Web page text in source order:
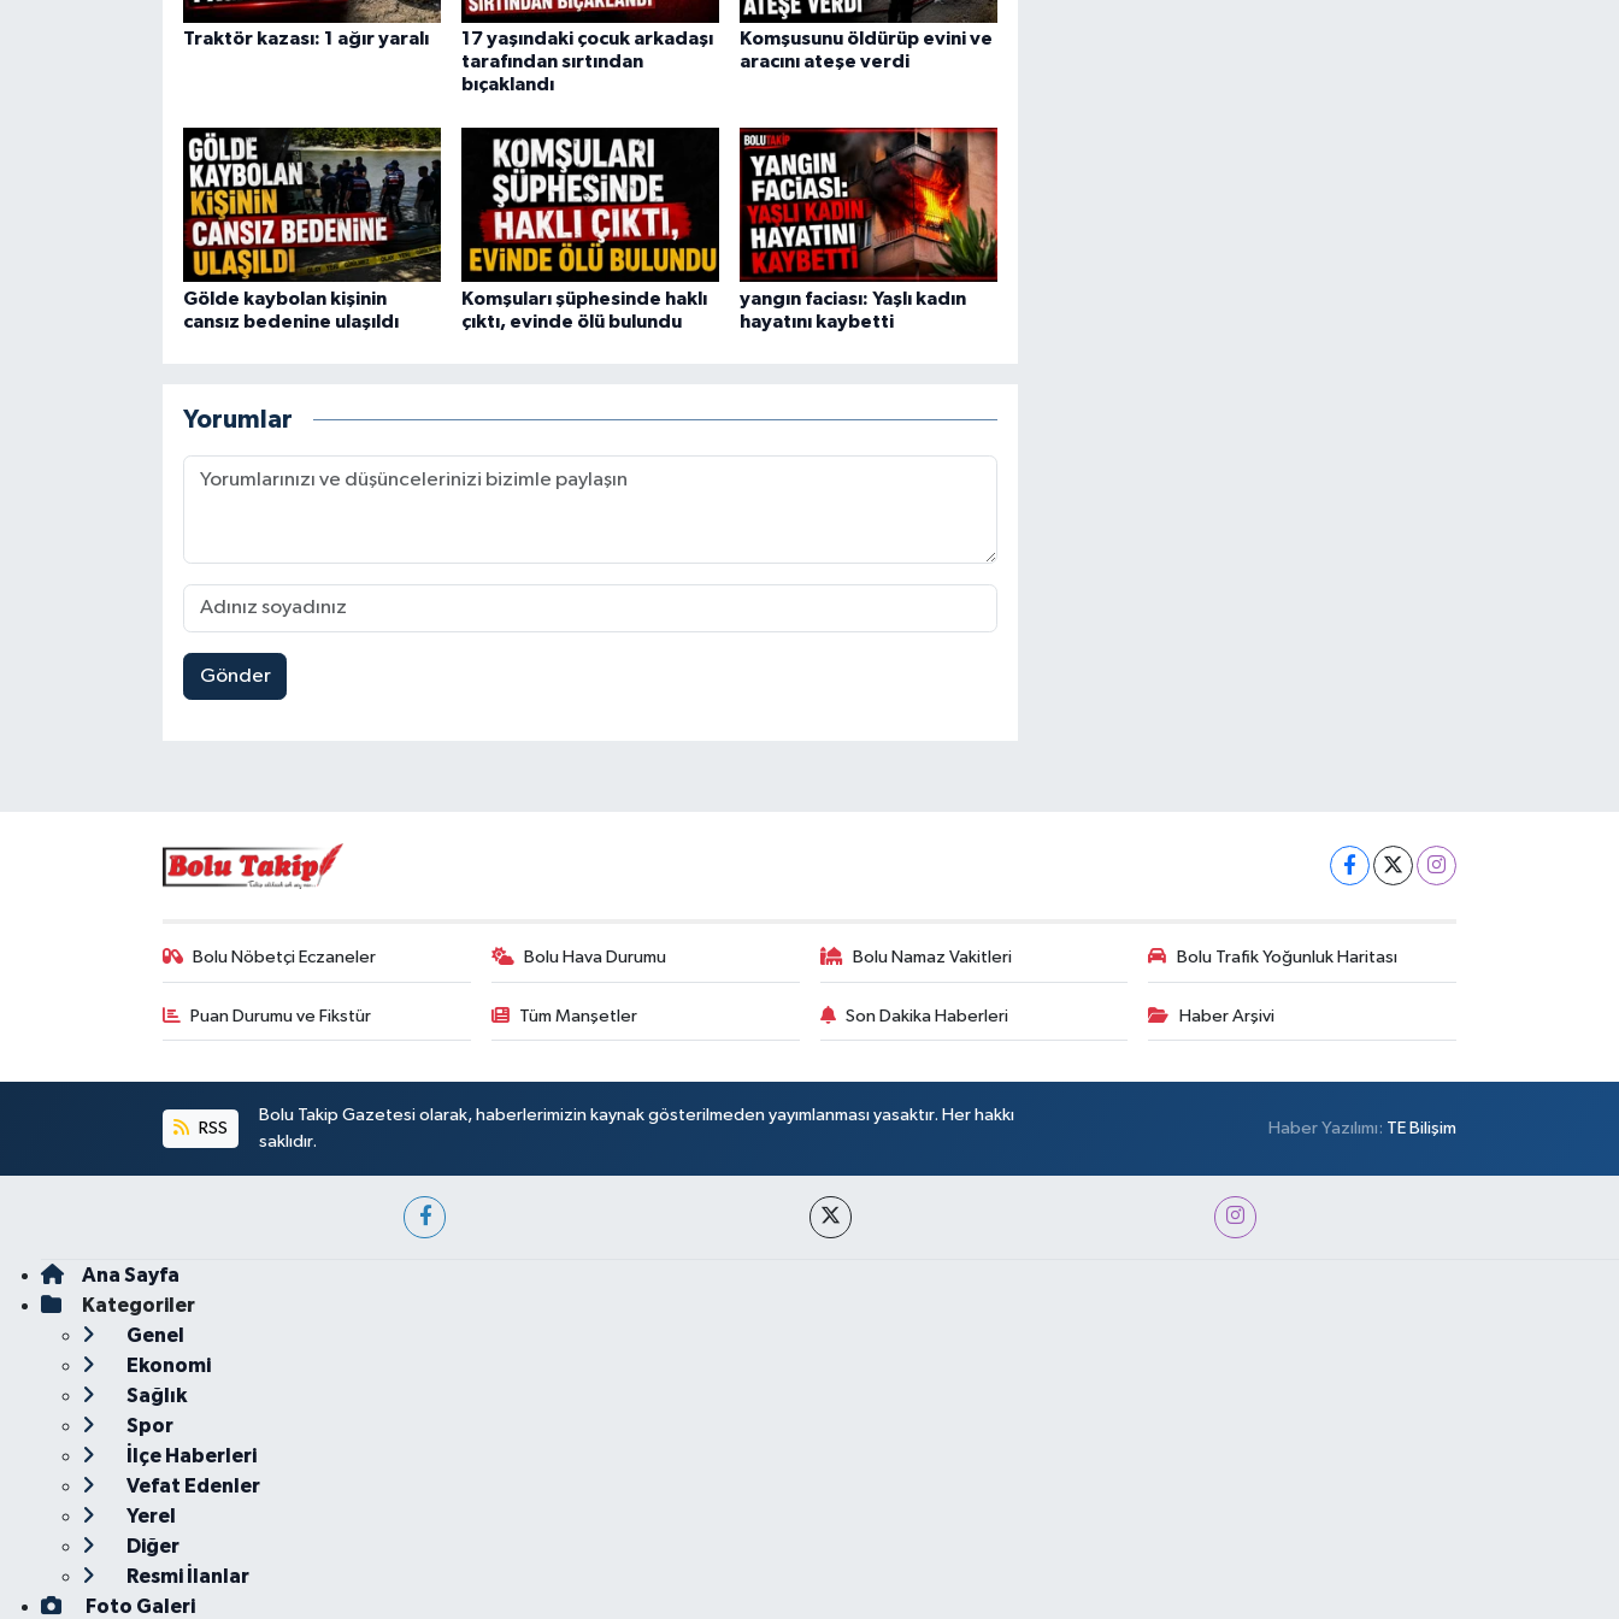
Traktör kazası: 1 ağır yaralı
17 yaşındaki çocuk arkadaşı
tarafından sırtından
bıçaklandı
Komşusunu öldürüp evini ve
aracını ateşe verdi
Gölde kaybolan kişinin
cansız bedenine ulaşıldı
Komşuları şüphesinde haklı
çıktı, evinde ölü bulundu
yangın faciası: Yaşlı kadın
hayatını kaybetti
Yorumlar
Gönder
Bolu Nöbetçi Eczaneler Bolu Hava Durumu Bolu Namaz Vakitleri Bolu Trafik Yoğunluk Haritası
Puan Durumu ve Fikstür Tüm Manşetler Son Dakika Haberleri Haber Arşivi
RSS
Bolu Takip Gazetesi olarak, haberlerimizin kaynak gösterilmeden yayımlanması yasaktır. Her hakkı
saklıdır.
Haber Yazılımı: TE Bilişim
Ana Sayfa
Kategoriler
Genel
Ekonomi
Sağlık
Spor
İlçe Haberleri
Vefat Edenler
Yerel
Diğer
Resmi İlanlar
Foto Galeri